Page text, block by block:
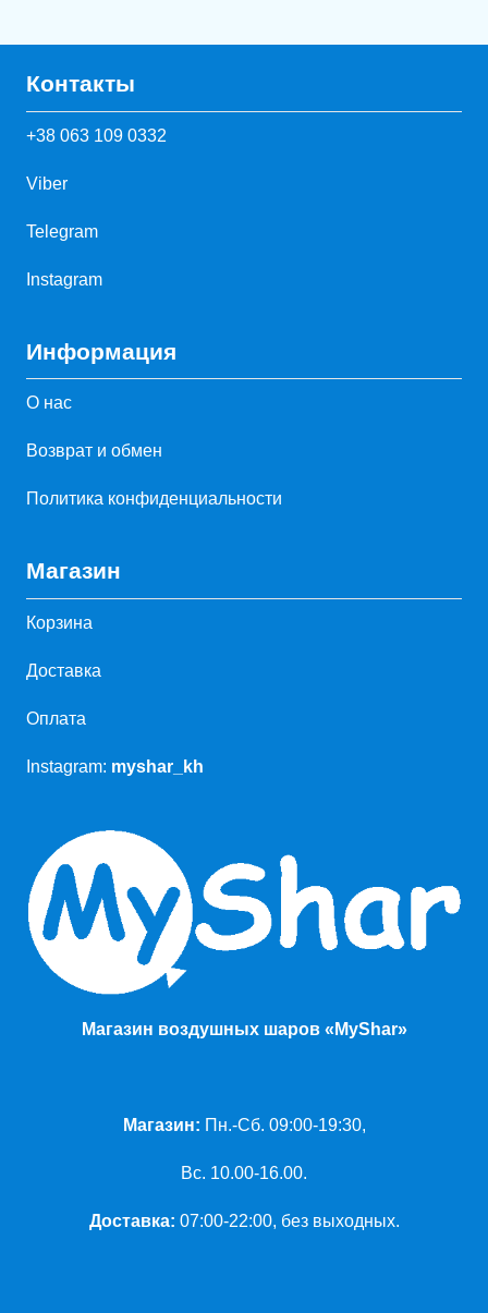
Контакты
+38 063 109 0332
Viber
Telegram
Instagram
Информация
О нас
Возврат и обмен
Политика конфиденциальности
Магазин
Корзина
Доставка
Оплата
Instagram: myshar_kh
Магазин воздушных шаров «MyShar»
Магазин: Пн.-Сб. 09:00-19:30,
Вс. 10.00-16.00.
Доставка: 07:00-22:00, без выходных.